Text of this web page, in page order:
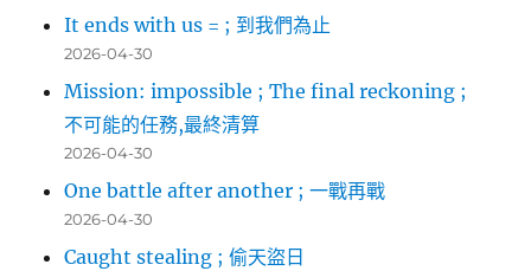
It ends with us = ; 到我們為止
2026-04-30
Mission: impossible ; The final reckoning ;
不可能的任務,最終清算
2026-04-30
One battle after another ; 一戰再戰
2026-04-30
Caught stealing ; 偷天盜日